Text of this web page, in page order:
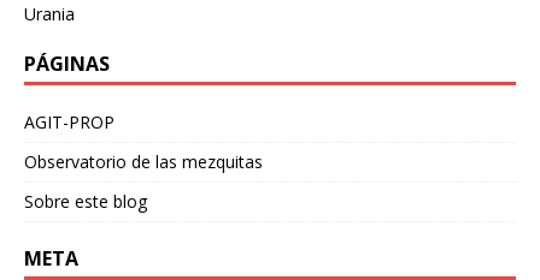
Urania
PÁGINAS
AGIT-PROP
Observatorio de las mezquitas
Sobre este blog
META